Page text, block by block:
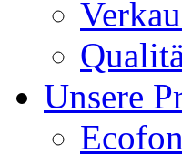
Unsere